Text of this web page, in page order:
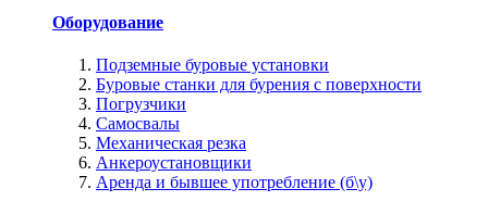
Оборудование
Подземные буровые установки
Буровые станки для бурения с поверхности
Погрузчики
Самосвалы
Механическая резка
Анкероустановщики
Аренда и бывшее употребление (б\у)